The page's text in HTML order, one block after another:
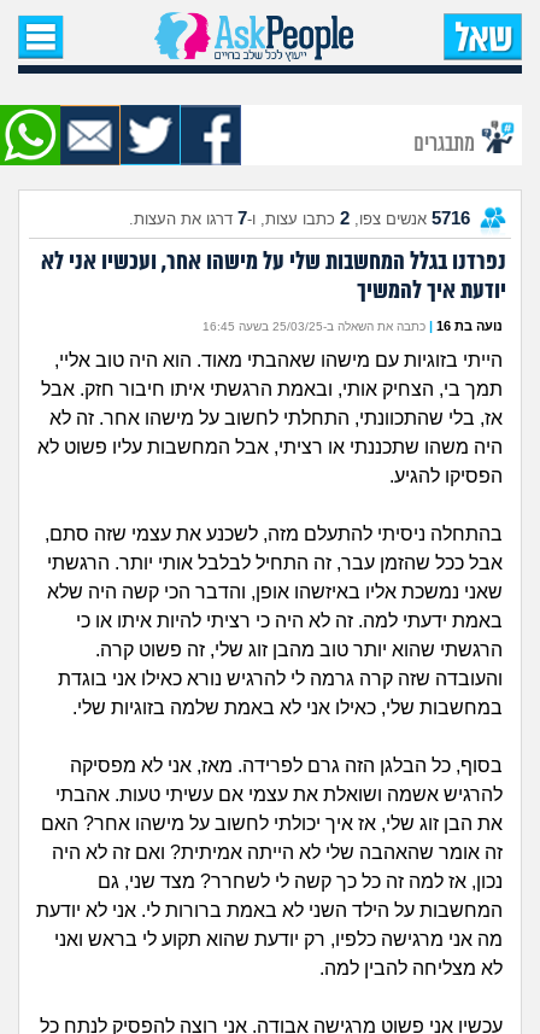
עמוד הבית
שאל שאלה
שאלות חדשות
שאלות שעוררו עניין
מה קורה כאן?
מתחם הטיפים
זוגיות
היריון ולידה
הורות ומשפחה
מהבקו"ם... ועד מתי?!
לימודים וסטודנטים
עבודה וקריירה
חיפוש שאלות
הרשמה | התחברות
מתבגרים
5716 אנשים צפו, 2 כתבו עצות, ו-7 דרגו את העצות.
נפרדנו בגלל המחשבות שלי על מישהו אחר, ועכשיו אני לא
יודעת איך להמשיך
נועה בת 16 | כתבה את השאלה ב-25/03/25 בשעה 16:45
הייתי בזוגיות עם מישהו שאהבתי מאוד. הוא היה טוב אליי,
תמך בי, הצחיק אותי, ובאמת הרגשתי איתו חיבור חזק. אבל
אז, בלי שהתכוונתי, התחלתי לחשוב על מישהו אחר. זה לא
היה משהו שתכננתי או רציתי, אבל המחשבות עליו פשוט לא
הפסיקו להגיע.
בהתחלה ניסיתי להתעלם מזה, לשכנע את עצמי שזה סתם,
אבל ככל שהזמן עבר, זה התחיל לבלבל אותי יותר. הרגשתי
שאני נמשכת אליו באיזשהו אופן, והדבר הכי קשה היה שלא
באמת ידעתי למה. זה לא היה כי רציתי להיות איתו או כי
הרגשתי שהוא יותר טוב מהבן זוג שלי, זה פשוט קרה.
והעובדה שזה קרה גרמה לי להרגיש נורא כאילו אני בוגדת
במחשבות שלי, כאילו אני לא באמת שלמה בזוגיות שלי.
בסוף, כל הבלגן הזה גרם לפרידה. מאז, אני לא מפסיקה
להרגיש אשמה ושואלת את עצמי אם עשיתי טעות. אהבתי
את הבן זוג שלי, אז איך יכולתי לחשוב על מישהו אחר? האם
זה אומר שהאהבה שלי לא הייתה אמיתית? ואם זה לא היה
נכון, אז למה זה כל כך קשה לי לשחרר? מצד שני, גם
המחשבות על הילד השני לא באמת ברורות לי. אני לא יודעת
מה אני מרגישה כלפיו, רק יודעת שהוא תקוע לי בראש ואני
לא מצליחה להבין למה.
עכשיו אני פשוט מרגישה אבודה. אני רוצה להפסיק לנתח כל